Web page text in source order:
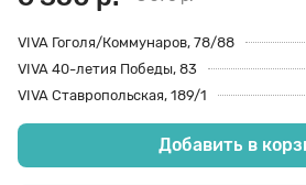
VIVA Гоголя/Коммунаров, 78/88
VIVA 40-летия Победы, 83
VIVA Ставропольская, 189/1
Добавить в
Растяжитель и Очиститель
Рожки